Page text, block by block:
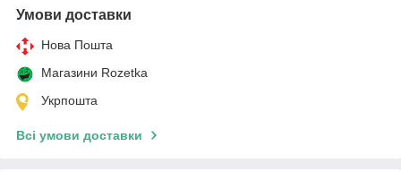
Умови доставки
Нова Пошта
Магазини Rozetka
Укрпошта
Всі умови доставки